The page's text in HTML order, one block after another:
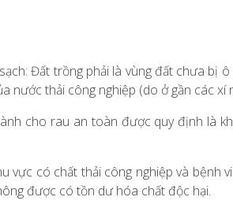
Đất trồng phải là vùng đất chưa bị
nước thải công nghiệp (do ở gần các
cho rau an toàn được quy định là
vực có chất thải công nghiệp và bệnh
được có tồn dư hóa chất độc hại.